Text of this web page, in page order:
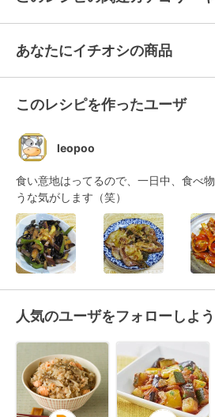
あなたにイチオシの商品
このレシピを作ったユーザ
leopoo
食い意地はってるので、一日中、食べ
うな気がします（笑）
人気のユーザをフォローしよう